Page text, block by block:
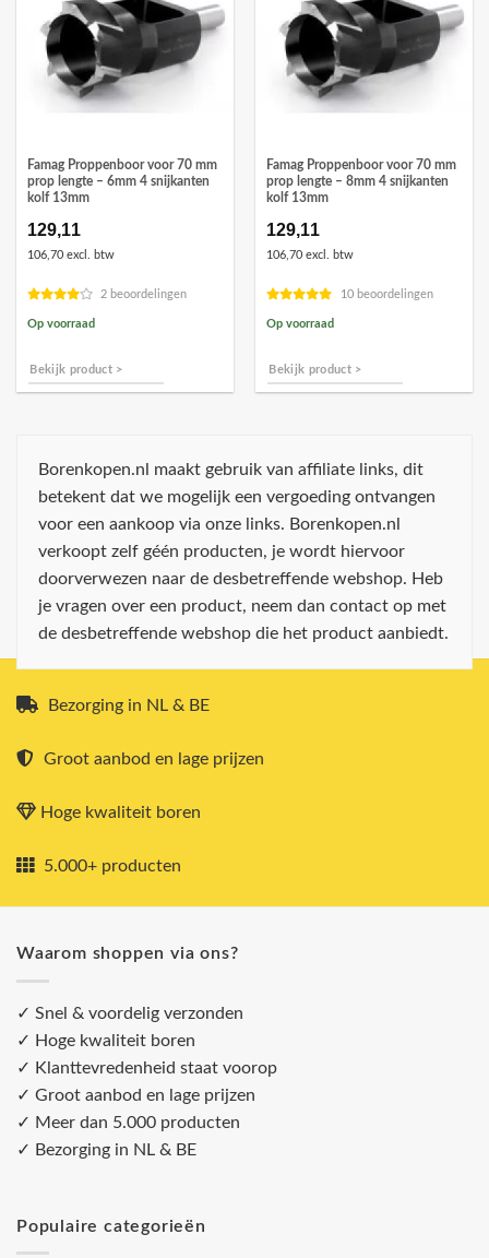
Famag Proppenboor voor 70 mm
prop lengte – 6mm 4 snijkanten
kolf 13mm
129,11
106,70 excl. btw
2 beoordelingen
Op voorraad
Bekijk product >
Famag Proppenboor voor 70 mm
prop lengte – 8mm 4 snijkanten
kolf 13mm
129,11
106,70 excl. btw
10 beoordelingen
Op voorraad
Bekijk product >
Borenkopen.nl maakt gebruik van affiliate links, dit
betekent dat we mogelijk een vergoeding ontvangen
voor een aankoop via onze links. Borenkopen.nl
verkoopt zelf géén producten, je wordt hiervoor
doorverwezen naar de desbetreffende webshop. Heb
je vragen over een product, neem dan contact op met
de desbetreffende webshop die het product aanbiedt.
Bezorging in NL & BE
Groot aanbod en lage prijzen
Hoge kwaliteit boren
5.000+ producten
Waarom shoppen via ons?
✓ Snel & voordelig verzonden
✓ Hoge kwaliteit boren
✓ Klanttevredenheid staat voorop
✓ Groot aanbod en lage prijzen
✓ Meer dan 5.000 producten
✓ Bezorging in NL & BE
Populaire categorieën